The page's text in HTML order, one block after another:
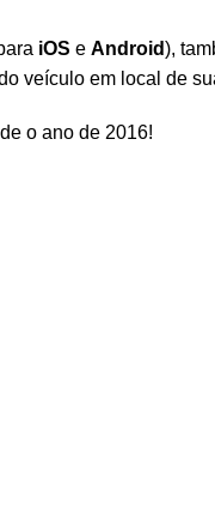
iOS e Android),
veículo em local de
o ano de 2016!